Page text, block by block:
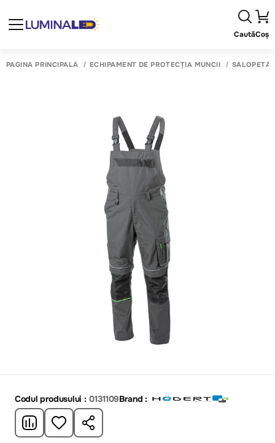
CautăCoș
PAGINA PRINCIPALĂ ECHIPAMENT DE PROTECȚIA MUNCII SALOPETĂ
Codul produsului : 0131109Brand :